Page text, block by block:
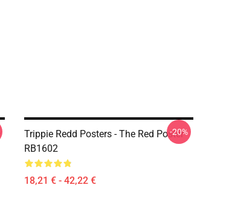
Trippie Redd Posters - The Red Poster
RB1602
18,21 € - 42,22 €
-20%